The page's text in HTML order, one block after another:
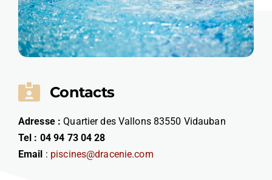
Contacts
Adresse : Quartier des Vallons 83550 Vidauban
Tel : 04 94 73 04 28
Email : piscines@dracenie.com